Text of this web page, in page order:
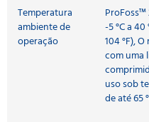
Temperatura
ambiente de
operação
ProFoss™
-5 °C a 40
104 °F),
com uma
uso sob
de até 65